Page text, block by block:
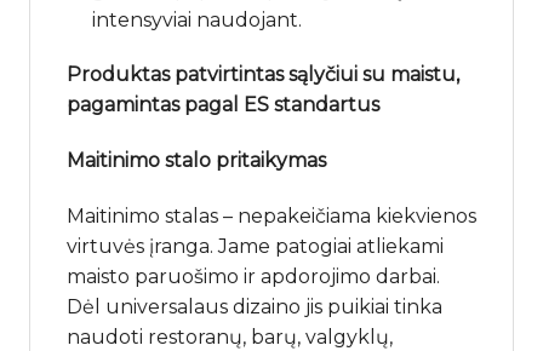
intensyviai naudojant.
Produktas patvirtintas sąlyčiui su maistu,
pagamintas pagal ES standartus
Maitinimo stalo pritaikymas
Maitinimo stalas – nepakeičiama kiekvienos
virtuvės įranga. Jame patogiai atliekami
maisto paruošimo ir apdorojimo darbai.
Dėl universalaus dizaino jis puikiai tinka
naudoti restoranų, barų, valgyklų,